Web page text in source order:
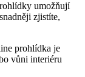
umožňují
zjistíte,
prohlídka je
vůni interiéru